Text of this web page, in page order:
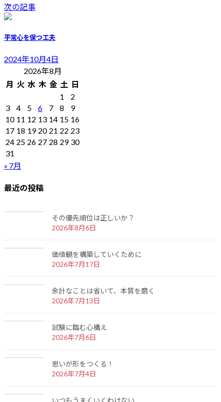
次の記事
平常心を保つ工夫
2024年10月4日
2026年8月
月 火 水 木 金 土 日
1
2
3
4 5 6 7 8
9
10 11 12 13 14 15 16
17 18 19 20 21 22 23
24 25 26 27 28 29 30
31
« 7月
最近の投稿
その優先順位は正しいか？
2026年8月6日
価値観を構築していくために
2026年7月17日
余計なことは省いて、本質を磨く
2026年7月13日
試験に臨む心構え
2026年7月6日
思いが形をつくる！
2026年7月4日